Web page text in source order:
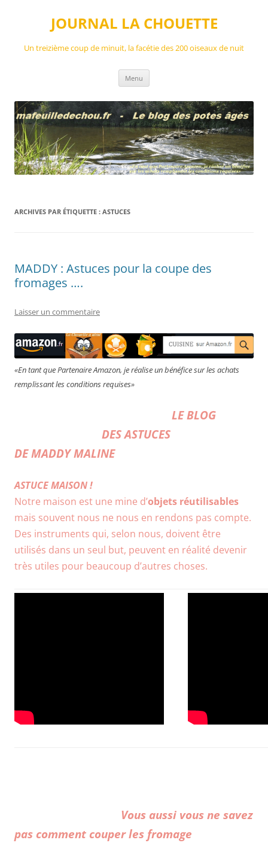
JOURNAL LA CHOUETTE
Un treizième coup de minuit, la facétie des 200 oiseaux de nuit
Menu
ARCHIVES PAR ÉTIQUETTE : ASTUCES
MADDY : Astuces pour la coupe des
fromages ….
Laisser un commentaire
«En tant que Partenaire Amazon, je réalise un bénéfice sur les achats
remplissant les conditions requises»
LE BLOG
DES ASTUCES
DE MADDY MALINE
ASTUCE MAISON !
Notre maison est une mine d’objets réutilisables
mais souvent nous ne nous en rendons pas compte.
Des instruments qui, selon nous, doivent être
utilisés dans un seul but, peuvent en réalité devenir
très utiles pour beaucoup d’autres choses.
Vous aussi vous ne savez
pas comment couper les fromage